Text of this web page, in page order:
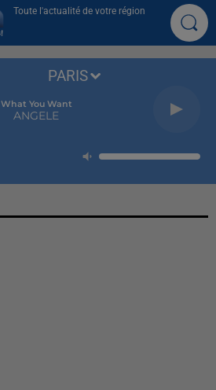
Toute l'actualité de votre région
What You Want
ANGELE
PARIS